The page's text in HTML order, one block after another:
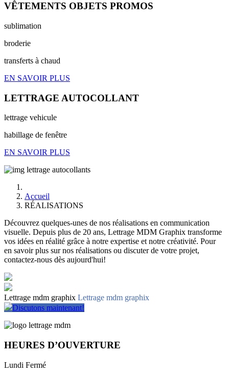
VÊTEMENTS OBJETS PROMOS
sublimation
broderie
transferts à chaud
EN SAVOIR PLUS
LETTRAGE AUTOCOLLANT
lettrage vehicule
habillage de fenêtre
EN SAVOIR PLUS
Accueil
RÉALISATIONS
Découvrez quelques-unes de nos réalisations en communication
visuelle. Depuis plus de 20 ans, Lettrage MDM Graphix transforme
vos idées en réalité grâce à notre expertise et notre créativité. Pour
en savoir plus sur nos réalisations ou discuter de votre projet,
contactez-nous dès aujourd'hui!
Lettrage mdm graphix Lettrage mdm graphix
Discutons maintenant!
HEURES D’OUVERTURE
Lundi Fermé